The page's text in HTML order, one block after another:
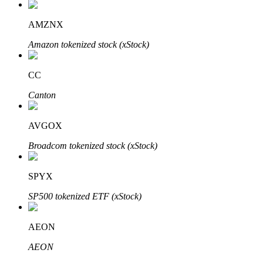
Mitra Bitrue
Afiliasi Bitrue
Hingga 65% Komisi!
AMZNX
Amazon tokenized stock (xStock)
CC
Canton
AVGOX
Broadcom tokenized stock (xStock)
SPYX
SP500 tokenized ETF (xStock)
AEON
AEON